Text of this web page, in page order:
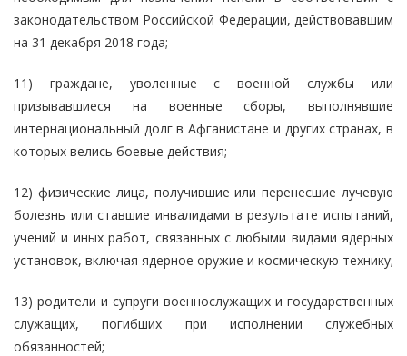
законодательством Российской Федерации, действовавшим
на 31 декабря 2018 года;
11) граждане, уволенные с военной службы или
призывавшиеся на военные сборы, выполнявшие
интернациональный долг в Афганистане и других странах, в
которых велись боевые действия;
12) физические лица, получившие или перенесшие лучевую
болезнь или ставшие инвалидами в результате испытаний,
учений и иных работ, связанных с любыми видами ядерных
установок, включая ядерное оружие и космическую технику;
13) родители и супруги военнослужащих и государственных
служащих, погибших при исполнении служебных
обязанностей;